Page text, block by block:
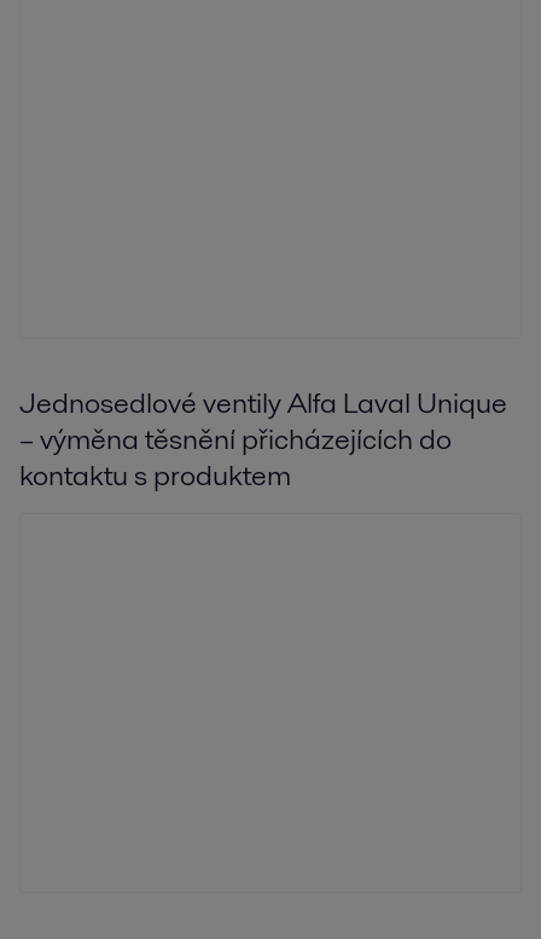
Jednosedlové ventily Alfa Laval Unique
– výměna těsnění přicházejících do
kontaktu s produktem